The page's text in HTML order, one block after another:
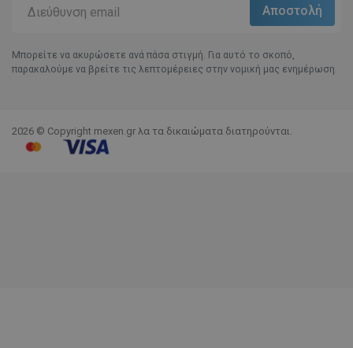
Μπορείτε να ακυρώσετε ανά πάσα στιγμή. Για αυτό το σκοπό,
παρακαλούμε να βρείτε τις λεπτομέρειες στην νομική μας ενημέρωση.
2026 © Copyright mexen.gr λα τα δικαιώματα διατηρούνται.